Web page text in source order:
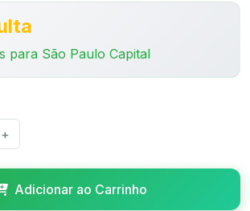
para São Paulo Capital
+
Adicionar ao Carrinho